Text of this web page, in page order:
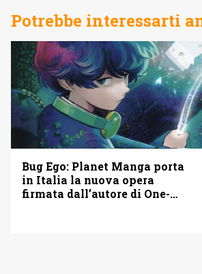
Potrebbe interessarti
Bug Ego: Planet Manga porta
in Italia la nuova opera
firmata dall’autore di One-